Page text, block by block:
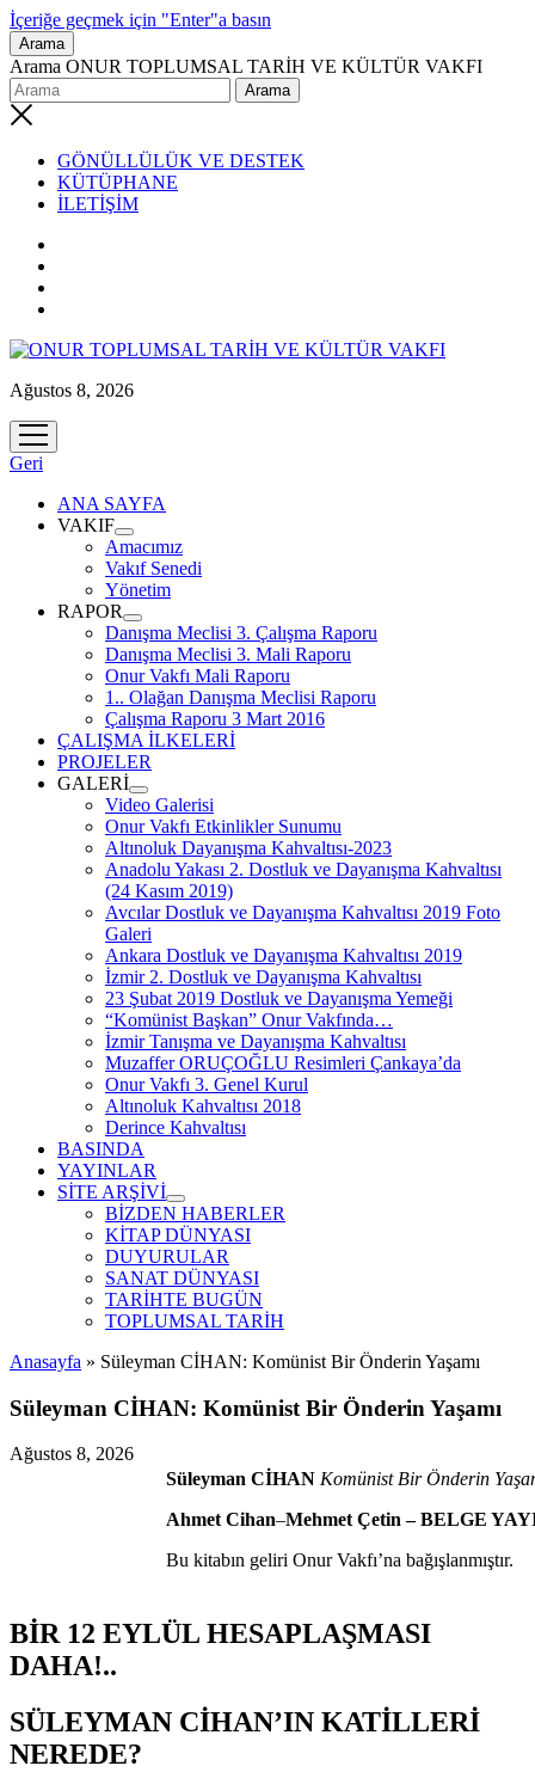
İçeriğe geçmek için "Enter"a basın
Arama
Arama ONUR TOPLUMSAL TARİH VE KÜLTÜR VAKFI
GÖNÜLLÜLÜK VE DESTEK
KÜTÜPHANE
İLETİŞİM
Ağustos 8, 2026
menüyü
aç
Geri
ANA SAYFA
VAKIF
menüyü
aç
Amacımız
Vakıf Senedi
Yönetim
RAPOR
menüyü
aç
Danışma Meclisi 3. Çalışma Raporu
Danışma Meclisi 3. Mali Raporu
Onur Vakfı Mali Raporu
1.. Olağan Danışma Meclisi Raporu
Çalışma Raporu 3 Mart 2016
ÇALIŞMA İLKELERİ
PROJELER
GALERİ
menüyü
aç
Video Galerisi
Onur Vakfı Etkinlikler Sunumu
Altınoluk Dayanışma Kahvaltısı-2023
Anadolu Yakası 2. Dostluk ve Dayanışma Kahvaltısı
(24 Kasım 2019)
Avcılar Dostluk ve Dayanışma Kahvaltısı 2019 Foto
Galeri
Ankara Dostluk ve Dayanışma Kahvaltısı 2019
İzmir 2. Dostluk ve Dayanışma Kahvaltısı
23 Şubat 2019 Dostluk ve Dayanışma Yemeği
“Komünist Başkan” Onur Vakfında…
İzmir Tanışma ve Dayanışma Kahvaltısı
Muzaffer ORUÇOĞLU Resimleri Çankaya’da
Onur Vakfı 3. Genel Kurul
Altınoluk Kahvaltısı 2018
Derince Kahvaltısı
BASINDA
YAYINLAR
SİTE ARŞİVİ
menüyü
aç
BİZDEN HABERLER
KİTAP DÜNYASI
DUYURULAR
SANAT DÜNYASI
TARİHTE BUGÜN
TOPLUMSAL TARİH
Anasayfa » Süleyman CİHAN: Komünist Bir Önderin Yaşamı
Süleyman CİHAN: Komünist Bir Önderin Yaşamı
Ağustos 8, 2026
Süleyman CİHAN Komünist Bir Önderin
Ahmet Cihan–Mehmet Çetin – BELGE
Bu kitabın geliri Onur Vakfı’na bağışlanmıştır.
BİR 12 EYLÜL HESAPLAŞMASI
DAHA!..
SÜLEYMAN CİHAN’IN KATİLLERİ
NEREDE?